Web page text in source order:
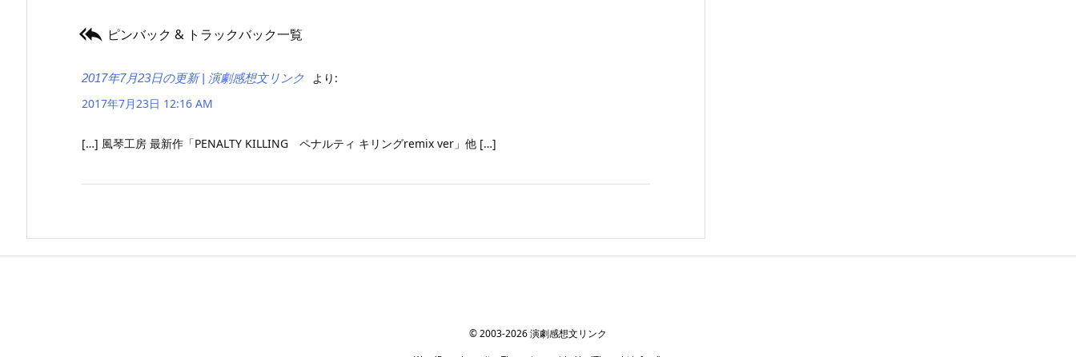
 ピンバック & トラックバック一覧
2017年7月23日の更新 | 演劇感想文リンク
より:
2017年7月23日 12:16 AM
[…] 風琴工房 最新作「PENALTY KILLING ペナルティ キリングremix ver」他 […]
©2003-2026演劇感想文リンク